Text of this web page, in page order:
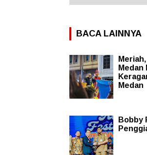
BACA LAINNYA
Medan
Medan
Bobby